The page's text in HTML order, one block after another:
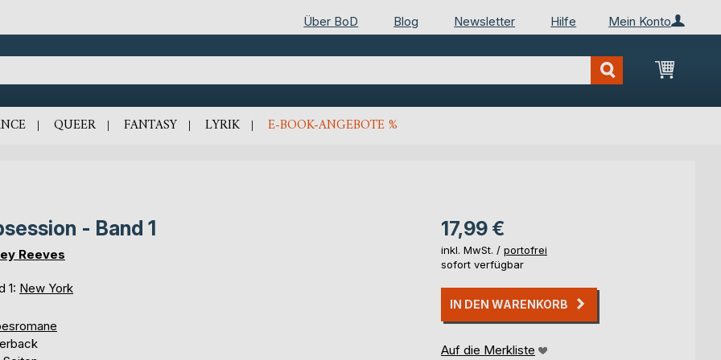
Mein Konto
Über BoD Blog Newsletter Hilfe
Mein
QUEER FANTASY LYRIK E-BOOK-ANGEBOTE %
- Band 1
Reeves
1: New York
17,99 €
inkl. MwSt. / portofrei
sofort verfügbar
IN DEN WARENKORB
Auf die Merkliste